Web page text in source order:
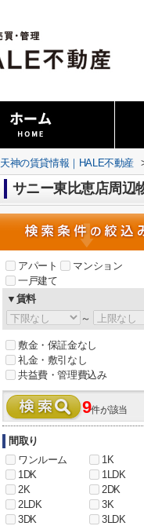
天神の賃貸情報｜HALE不動産
サニー東比恵店周辺
アパート
マンション
一戸建て
▼賃料
～
敷金・保証金なし
礼金・敷引なし
共益費・管理費込み
9件が該当
間取り
ワンルーム
1K
1DK
1LDK
2K
2DK
2LDK
3K
3DK
3LDK